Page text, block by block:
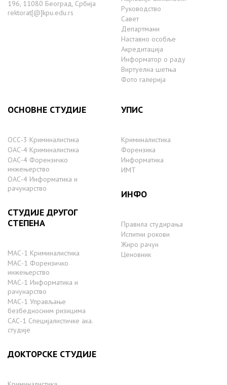
196, 11080 Београд, Србија
rektorat[@]kpu.edu.rs
Руководство
Савет
Департмани
Наставно особље
Акредитација
Информатор о раду
Виртуелна шетња
Фото галерија
ОСНОВНЕ СТУДИЈЕ
ОСС-3 Криминалистика
ОАС-4 Криминалистика
ОАС-4 Форензичко
инжењерство
ОАС-4 Информатика и
рачунарство
СТУДИЈЕ ДРУГОГ
СТЕПЕНА
МАС-1 Криминалистика
МАС-1 Форензичко
инжењерство
МАС-1 Информатика и
рачунарство
MAС-1 Управљање
безбедносним ризицима
САС-1 Специјалистичке ака.
студије
ДОКТОРСКЕ СТУДИЈЕ
УПИС
Криминалистика
Форензика
Информатика
ИМТ
ИНФО
Правила студирања
Испитни рокови
Жиро рачун
Ценовник